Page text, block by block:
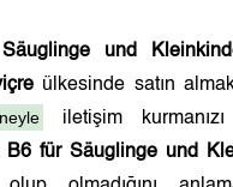
und
ülkesinde satın
iletişim
B6 für Säuglinge und